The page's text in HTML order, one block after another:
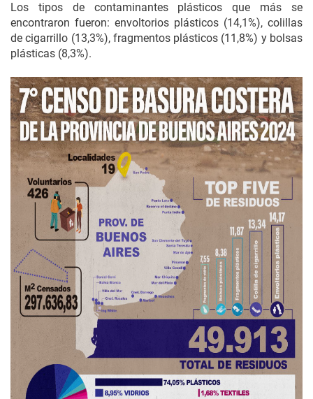
Los tipos de contaminantes plásticos que más se
encontraron fueron: envoltorios plásticos (14,1%), colillas
de cigarrillo (13,3%), fragmentos plásticos (11,8%) y bolsas
plásticas (8,3%).